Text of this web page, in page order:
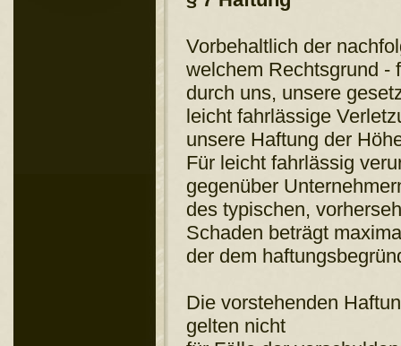
Vorbehaltlich der
welchem Rechtsgrund -
durch uns, unsere
leicht fahrlässige
unsere Haftung der
Für leicht fahrlässig
gegenüber
des typischen,
Schaden beträgt
der dem
Die vorstehenden
gelten nicht